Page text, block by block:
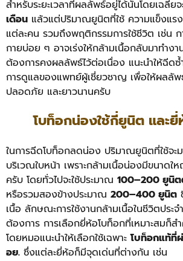
สำหรับระยะเวลาที่ผลลัพธ์อยู่ได้นั้นโดยเฉลี่ย
เดือน แล้วแต่ปริมาณยูนิตที่ใช้ ความแข็งแร
แต่ละคน รวมถึงพฤติกรรมการใช้ชีวิต เช่น
กายบ่อย ๆ อาจเร่งให้กล้ามเนื้อกลับมาทำงา
ต้องการคงผลลัพธ์ไว้ต่อเนื่อง แนะนำให้ฉีด
การดูแลของแพทย์ผู้เชี่ยวชาญ เพื่อให้ผลลัพ
ปลอดภัย และยาวนานครับ
โบท็อกน่องใช้กี่ยูนิต และยี่
ในการฉีดโบท็อกลดน่อง ปริมาณยูนิตที่ใช้จะ
บริเวณใบหน้า เพราะกล้ามเนื้อน่องมีขนาดใ
ครับ โดยทั่วไปจะใช้ประมาณ 100–200 ยูนิ
หรือรวมสองข้างประมาณ 200–400 ยูนิต
เนื้อ ลักษณะการใช้งานกล้ามเนื้อในชีวิตประ
ต้องการ การเลือกยี่ห้อโบท็อกที่เหมาะสมก็
โดยหมอแนะนำให้เลือกใช้เฉพาะโบท็อกแท้ที่
อย. ซึ่งแต่ละยี่ห้อก็มีจุดเด่นที่ต่างกัน เช่น